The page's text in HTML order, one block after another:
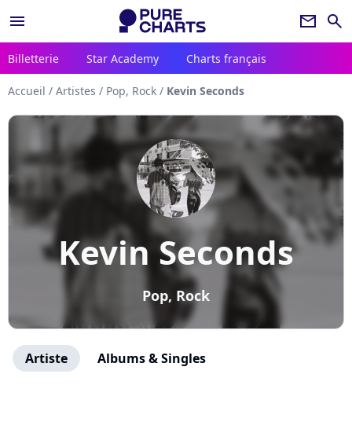
menu newsletter search
Billetterie Star Academy Charts français
Accueil / Artistes / Pop, Rock / Kevin Seconds
Kevin Seconds
Pop, Rock
Artiste Albums & Singles